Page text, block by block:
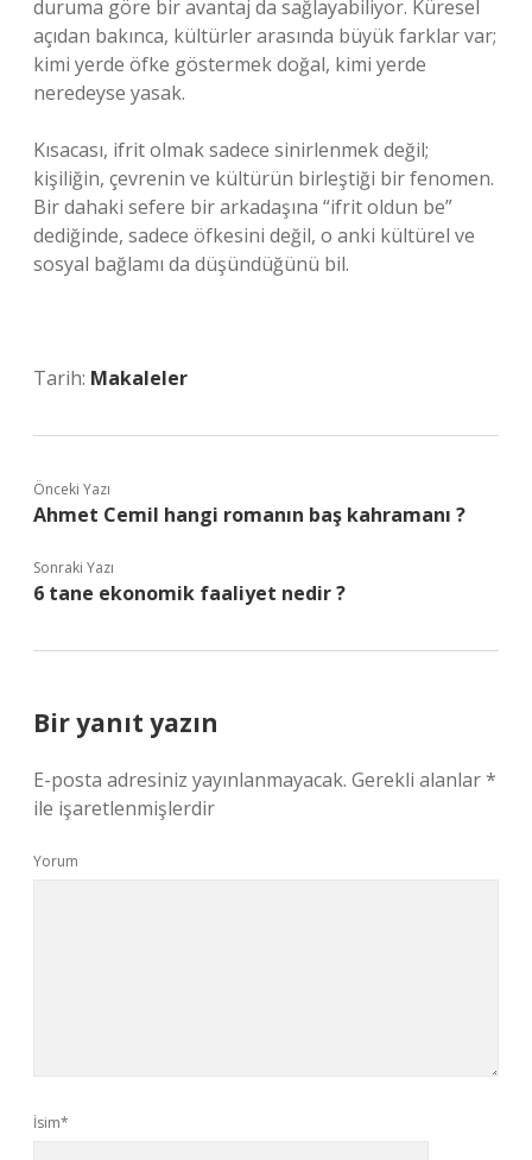
duruma göre bir avantaj da sağlayabiliyor. Küresel
açıdan bakınca, kültürler arasında büyük farklar var;
kimi yerde öfke göstermek doğal, kimi yerde
neredeyse yasak.
Kısacası, ifrit olmak sadece sinirlenmek değil;
kişiliğin, çevrenin ve kültürün birleştiği bir fenomen.
Bir dahaki sefere bir arkadaşına “ifrit oldun be”
dediğinde, sadece öfkesini değil, o anki kültürel ve
sosyal bağlamı da düşündüğünü bil.
Tarih: Makaleler
Önceki Yazı
Ahmet Cemil hangi romanın baş kahramanı ?
Sonraki Yazı
6 tane ekonomik faaliyet nedir ?
Bir yanıt yazın
E-posta adresiniz yayınlanmayacak. Gerekli alanlar*
ile işaretlenmişlerdir
Yorum
İsim*